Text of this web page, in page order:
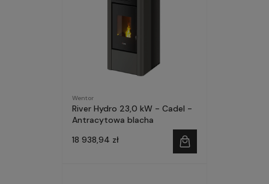
Wentor
River Hydro 23,0 kW - Cadel -
Antracytowa blacha
18 938,94 zł